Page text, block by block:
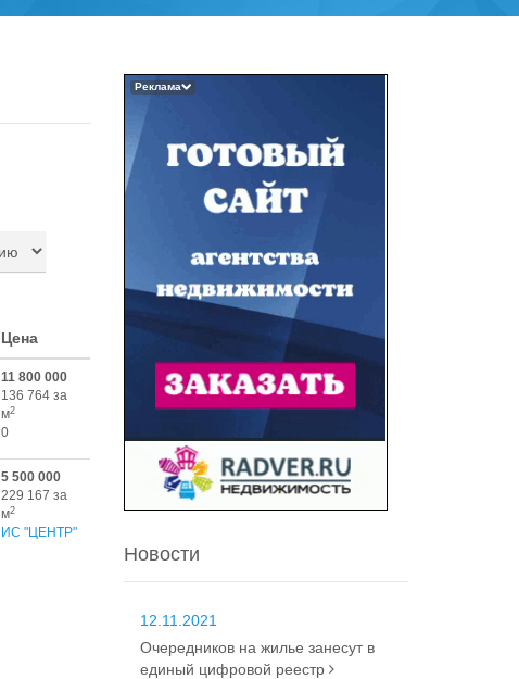
Цена
11 800 000
136 764 за
м2
0
5 500 000
229 167 за
м2
ИС "ЦЕНТР"
Реклама
Новости
12.11.2021
Очередников на жилье занесут в
единый цифровой реестр